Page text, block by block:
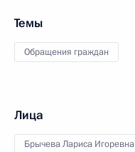
Темы
Обращения граждан
Лица
Брычева Лариса Игоревна